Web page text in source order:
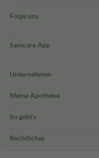
Folge uns
Sanicare App
Unternehmen
Meine Apotheke
So geht's
Rechtliches